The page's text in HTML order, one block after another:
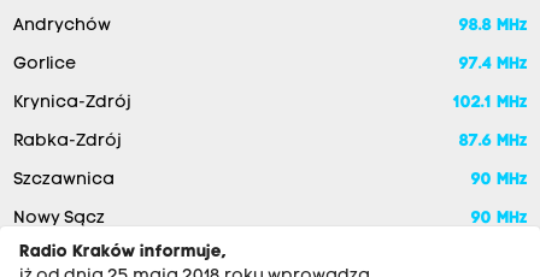
Andrychów 98.8 MHz
Gorlice 97.4 MHz
Krynica-Zdrój 102.1 MHz
Rabka-Zdrój 87.6 MHz
Szczawnica 90 MHz
Nowy Sącz
90 MHz
Radio Kraków informuje,